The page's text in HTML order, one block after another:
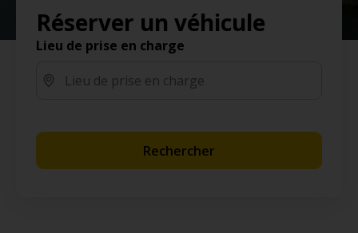
Réserver un véhicule
Lieu de prise en charge
Rechercher